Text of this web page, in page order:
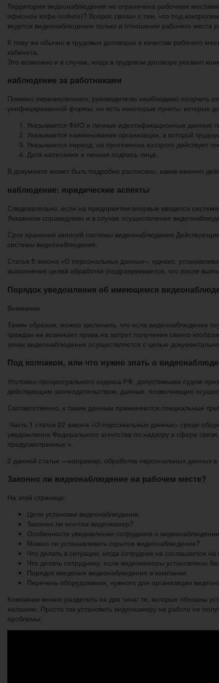
Территория видеонаблюдения не ограничена рабочими
офисном кофе-пойнте)? Вопрос связан с тем, что под
ведется видеонаблюдение только в отношении рабочего места
К тому же обычно в трудовых договорах в качестве рабочего
кабинета.
Это возможно и в случае, когда в трудовом договоре указано
наблюдение за работниками
Помимо перечисленного, руководителю необходимо получить
унифицированной формы, но есть некоторые пункты, которые
Указывается ФИО и личные идентификационные данные
Указывается наименование организации, в которой
Указывается период, на протяжении которого действует
Дата написания и личная подпись лица.
В документе может быть подробно расписано, какие именно
наблюдение: юридические аспекты
Следовательно, если на предприятии впервые вводится
Указанное справедливо и в случае осуществления
Срок хранения записей системы видеонаблюдения
системы видеонаблюдения.
Статья 5 закона «О персональных данных», однако,
выполнения целей обработки (подразумевается, что после
Порядок уведомления об имеющемся
Внимание
Таким образом, можно заключить, что если видеонаблюдение
граждан не возникает права на запрет получения своего
зонах видеонаблюдение осуществляется с целью
Под колпаком, или что нужно знать о
Уголовно-процессуального кодекса РФ, допустимыми судом
действующим законодательством, данные, позволяющие
Соответственно, к таким данным применяются специальные
Часть 1 статьи 22 закона «О персональных данных» среди
уведомления Федерального агентства по надзору в сфере
предусмотренных ч.
2 данной статьи —например, обработка персональных данных
Законно ли видеонаблюдение на рабочем месте?
На этой странице:
Цели установки видеонаблюдения
Законен ли монтаж видеокамер?
Особенности уведомления сотрудника о видеонаблюдении
Можно ли устанавливать скрытое видеонаблюдение?
Что делать в ситуации, когда сотрудник не соглашается
Что делать сотруднику, если видеокамеры установлены
Порядок введения видеонаблюдения в компании
Перечень оборудования, нужного для организации
Компании можно разделить на два типа: те, которые обязаны
желанию. Просто так установить видеокамеру на работе не
проблемы.